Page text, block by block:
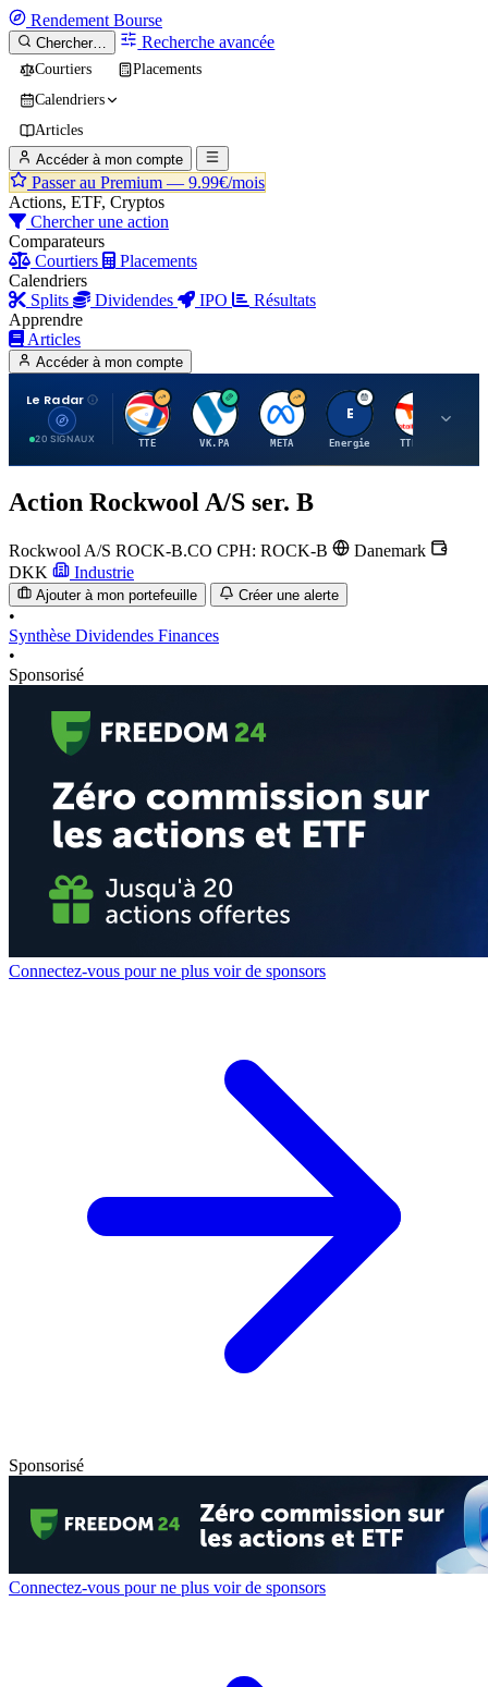
Rendement Bourse
Chercher… Recherche avancée
Courtiers
Placements
Calendriers
Articles
Accéder à mon compte
Passer au Premium — 9.99€/mois
Actions, ETF, Cryptos
Chercher une action
Comparateurs
Courtiers
Placements
Calendriers
Splits
Dividendes IPO
Résultats
Apprendre
Articles
Accéder à mon compte
Le Radar
20 SIGNAUX
T
TTE
V
VK.PA
M
META
E
Energie
T
TTE.PA
Action Rockwool A/S ser. B
Rockwool A/S ROCK-B.CO CPH: ROCK-B
Danemark
DKK
Industrie
Ajouter à mon portefeuille Créer une alerte
•
Synthèse Dividendes Finances
•
Sponsorisé
Connectez-vous pour ne plus voir de sponsors
Sponsorisé
Connectez-vous pour ne plus voir de sponsors